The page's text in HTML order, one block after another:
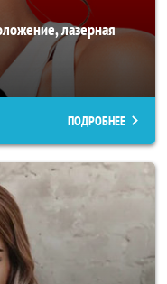
лазерная
ПОДРОБНЕЕ